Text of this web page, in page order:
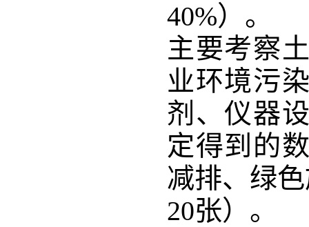
40%） 。
主要考察
业环境污
剂、仪器
定得到的
减排、绿
20张）。